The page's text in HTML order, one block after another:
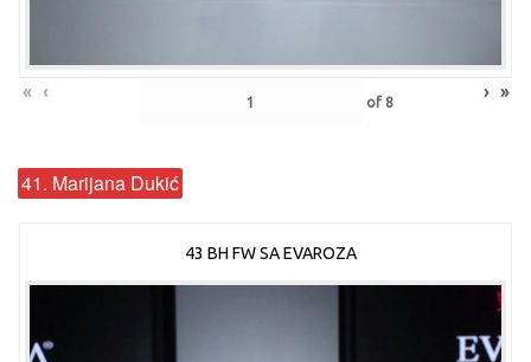
« ‹ of 8 › »
41. Marijana Dukić
43 BH FW SA EVAROZA